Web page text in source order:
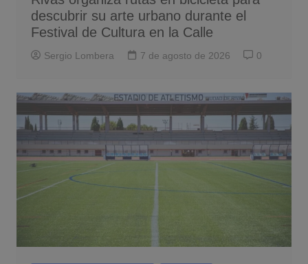
descubrir su arte urbano durante el
Festival de Cultura en la Calle
Sergio Lombera 7 de agosto de 2026 0